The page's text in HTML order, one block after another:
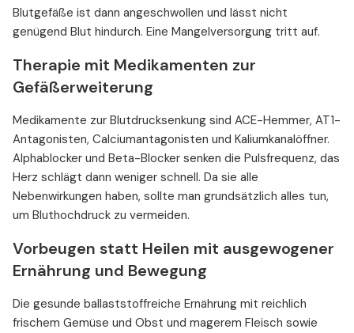
Blutgefäße ist dann angeschwollen und lässt nicht
genügend Blut hindurch. Eine Mangelversorgung tritt auf.
Therapie mit Medikamenten zur
Gefäßerweiterung
Medikamente zur Blutdrucksenkung sind ACE-Hemmer, AT1-
Antagonisten, Calciumantagonisten und Kaliumkanalöffner.
Alphablocker und Beta-Blocker senken die Pulsfrequenz, das
Herz schlägt dann weniger schnell. Da sie alle
Nebenwirkungen haben, sollte man grundsätzlich alles tun,
um Bluthochdruck zu vermeiden.
Vorbeugen statt Heilen mit ausgewogener
Ernährung und Bewegung
Die gesunde ballaststoffreiche Ernährung mit reichlich
frischem Gemüse und Obst und magerem Fleisch sowie